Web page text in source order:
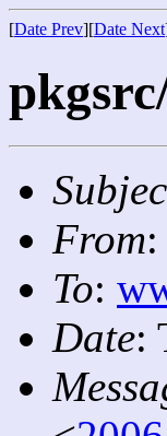
[Date Prev][Date Next
From:
To:
Date: